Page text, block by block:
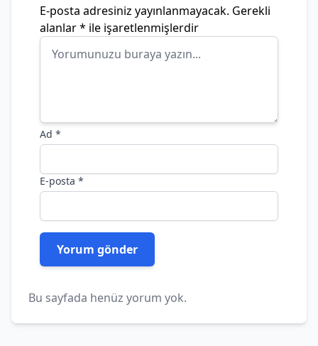
E-posta adresiniz yayınlanmayacak. Gerekli
alanlar* ile işaretlenmişlerdir
Ad *
E-posta *
Bu sayfada henüz yorum yok.